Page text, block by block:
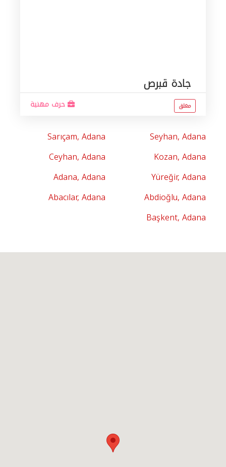
جادة قبرص
حرف مهنية مغلق
Seyhan, Adana
Sarıçam, Adana
Kozan, Adana
Ceyhan, Adana
Yüreğir, Adana
Adana, Adana
Abdioğlu, Adana
Abacılar, Adana
Başkent, Adana